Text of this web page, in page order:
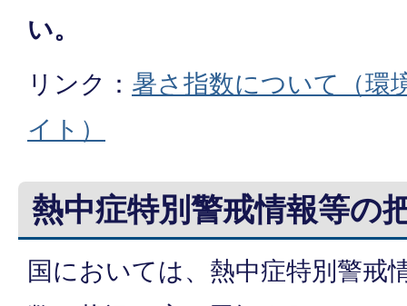
い。
リンク： 暑さ指数について（環
イト）
熱中症特別警戒情報等の
国においては、熱中症特別警戒